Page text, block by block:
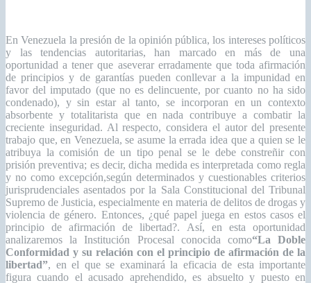
En Venezuela la presión de la opinión pública, los intereses políticos
y las tendencias autoritarias, han marcado en más de una
oportunidad a tener que aseverar erradamente que toda afirmación
de principios y de garantías pueden conllevar a la impunidad en
favor del imputado (que no es delincuente, por cuanto no ha sido
condenado), y sin estar al tanto, se incorporan en un contexto
absorbente y totalitarista que en nada contribuye a combatir la
creciente inseguridad. Al respecto, considera el autor del presente
trabajo que, en Venezuela, se asume la errada idea que a quien se le
atribuya la comisión de un tipo penal se le debe constreñir con
prisión preventiva; es decir, dicha medida es interpretada como regla
y no como excepción,según determinados y cuestionables criterios
jurisprudenciales asentados por la Sala Constitucional del Tribunal
Supremo de Justicia, especialmente en materia de delitos de drogas y
violencia de género. Entonces, ¿qué papel juega en estos casos el
principio de afirmación de libertad?. Así, en esta oportunidad
analizaremos la Institución Procesal conocida como“La Doble
Conformidad y su relación con el principio de afirmación de la
libertad”, en el que se examinará la eficacia de esta importante
figura cuando el acusado aprehendido, es absuelto y puesto en